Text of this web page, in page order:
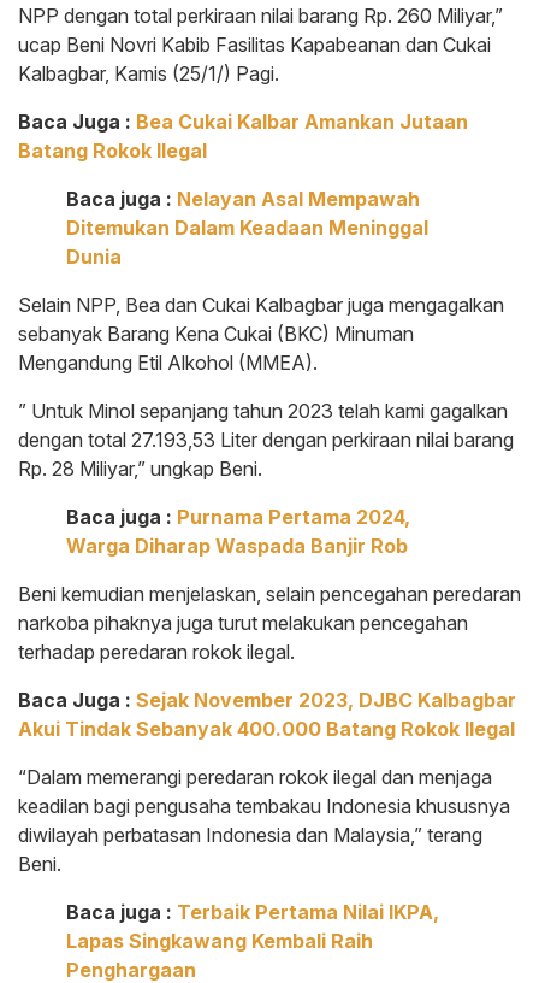
NPP dengan total perkiraan nilai barang Rp. 260 Miliyar,”
ucap Beni Novri Kabib Fasilitas Kapabeanan dan Cukai
Kalbagbar, Kamis (25/1/) Pagi.
Baca Juga : Bea Cukai Kalbar Amankan Jutaan
Batang Rokok Ilegal
Baca juga : Nelayan Asal Mempawah
Ditemukan Dalam Keadaan Meninggal
Dunia
Selain NPP, Bea dan Cukai Kalbagbar juga mengagalkan
sebanyak Barang Kena Cukai (BKC) Minuman
Mengandung Etil Alkohol (MMEA).
” Untuk Minol sepanjang tahun 2023 telah kami gagalkan
dengan total 27.193,53 Liter dengan perkiraan nilai barang
Rp. 28 Miliyar,” ungkap Beni.
Baca juga : Purnama Pertama 2024,
Warga Diharap Waspada Banjir Rob
Beni kemudian menjelaskan, selain pencegahan peredaran
narkoba pihaknya juga turut melakukan pencegahan
terhadap peredaran rokok ilegal.
Baca Juga : Sejak November 2023, DJBC Kalbagbar
Akui Tindak Sebanyak 400.000 Batang Rokok Ilegal
“Dalam memerangi peredaran rokok ilegal dan menjaga
keadilan bagi pengusaha tembakau Indonesia khususnya
diwilayah perbatasan Indonesia dan Malaysia,” terang
Beni.
Baca juga : Terbaik Pertama Nilai IKPA,
Lapas Singkawang Kembali Raih
Penghargaan